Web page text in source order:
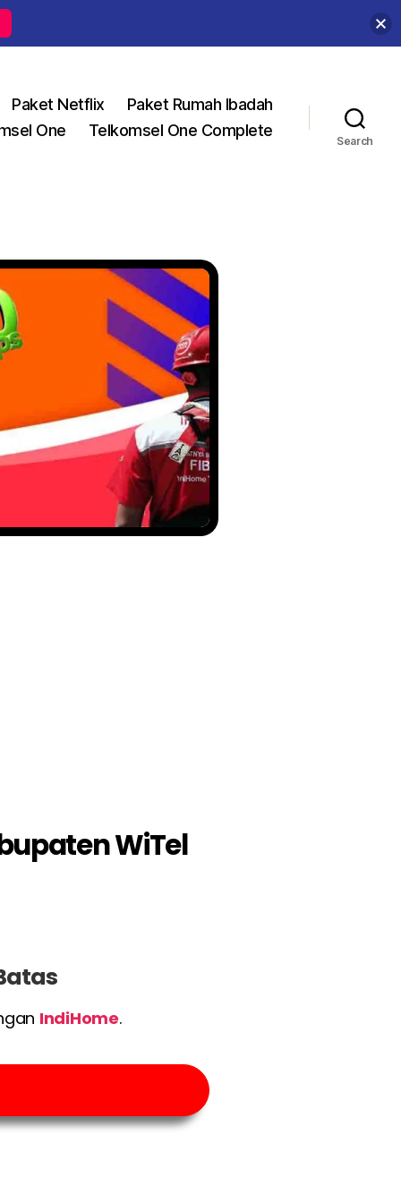
Paket Netflix
Paket Rumah Ibadah
One
Telkomsel One Complete
Search
WiTel
IndiHome.